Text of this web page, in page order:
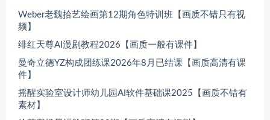
Weber老魏拾艺绘画第12期角色特训班【画质不错只有视
频】
绯红天尊AI漫剧教程2026【画质一般有课件】
曼奇立德YZ构成团练课2026年8月已结课【画质高清有课
件】
摇醒实验室设计师幼儿园AI软件基础课2025【画质不错有
素材】